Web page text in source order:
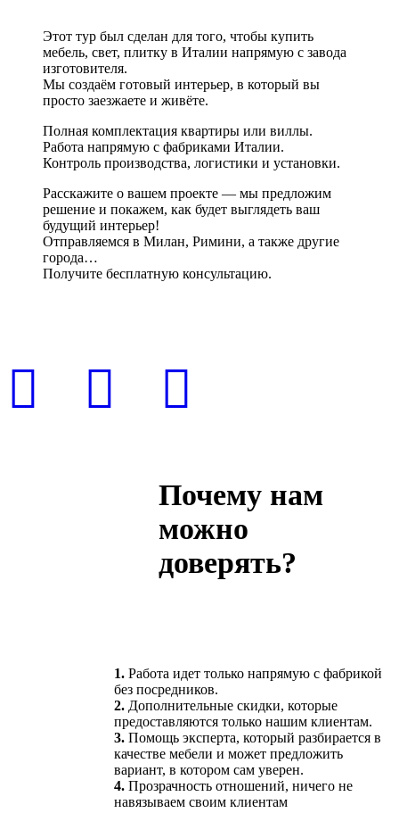
Этот тур был сделан для того, чтобы купить
мебель, свет, плитку в Италии напрямую с завода
изготовителя.
Мы создаём готовый интерьер, в который вы
просто заезжаете и живёте.
Полная комплектация квартиры или виллы.
Работа напрямую с фабриками Италии.
Контроль производства, логистики и установки.
Расскажите о вашем проекте — мы предложим
решение и покажем, как будет выглядеть ваш
будущий интерьер!
Отправляемся в Милан, Римини, а также другие
города…
Получите бесплатную консультацию.
Почему нам
можно
доверять?
1. Работа идет только напрямую с фабрикой
без посредников.
2. Дополнительные скидки, которые
предоставляются только нашим клиентам.
3. Помощь эксперта, который разбирается в
качестве мебели и может предложить
вариант, в котором сам уверен.
4. Прозрачность отношений, ничего не
навязываем своим клиентам